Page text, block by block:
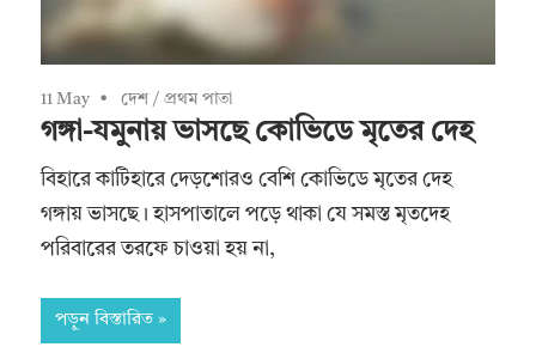
11 May দেশ / প্রথম পাতা
গঙ্গা-যমুনায় ভাসছে কোভিডে মৃতের দেহ
বিহারে কাটিহারে দেড়শোরও বেশি কোভিডে মৃতের দেহ
গঙ্গায় ভাসছে। হাসপাতালে পড়ে থাকা যে সমস্ত মৃতদেহ
পরিবারের তরফে চাওয়া হয় না,
পড়ুন বিস্তারিত